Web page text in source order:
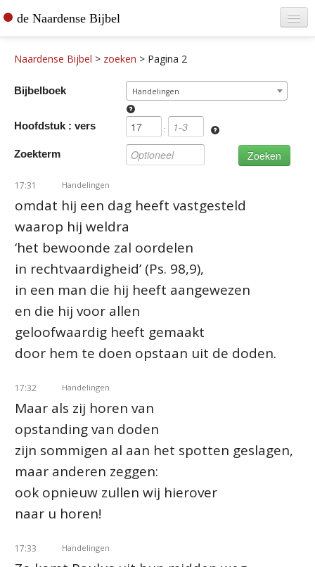
de Naardense Bijbel
De vertaler
Contact
Naardense Bijbel > zoeken > Pagina 2
Bijbelboek Handelingen
Hoofdstuk : vers :
Zoekterm
17:31 Handelingen
omdat hij een dag heeft vastgesteld
waarop hij weldra
‘het bewoonde zal oordelen
in rechtvaardigheid’ (Ps. 98,9),
in een man die hij heeft aangewezen
en die hij voor allen
geloofwaardig heeft gemaakt
door hem te doen opstaan uit de doden.
17:32 Handelingen
Maar als zij horen van
opstanding van doden
zijn sommigen al aan het spotten geslagen,
maar anderen zeggen:
ook opnieuw zullen wij hierover
naar u horen!
17:33 Handelingen